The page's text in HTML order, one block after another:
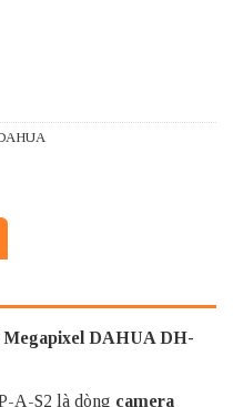
DAHUA DH-
A-S2 là dòng camera